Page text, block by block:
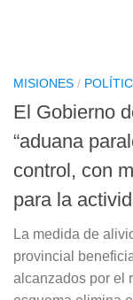
MISIONES /
El Gobierno
“aduana
control, con
para la
La medida de
provincial
alcanzados por el